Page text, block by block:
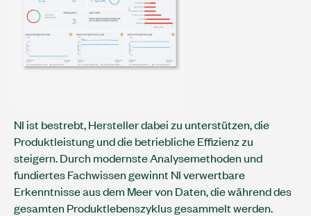
NI ist bestrebt, Hersteller dabei zu unterstützen, die
Produktleistung und die betriebliche Effizienz zu
steigern. Durch modernste Analysemethoden und
fundiertes Fachwissen gewinnt NI verwertbare
Erkenntnisse aus dem Meer von Daten, die während des
gesamten Produktlebenszyklus gesammelt werden.